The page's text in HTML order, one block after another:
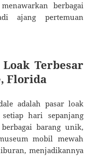
berbagai
ajang pertemuan
Terbesar
Florida
adalah pasar loak
hari sepanjang
barang unik,
mobil mewah
menjadikannya